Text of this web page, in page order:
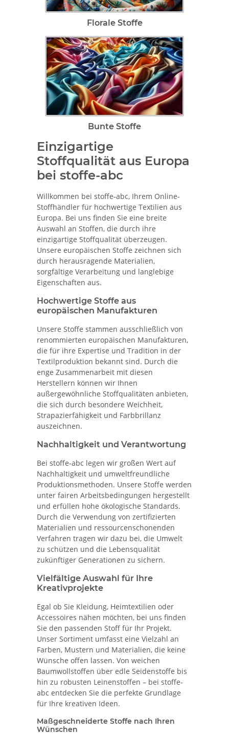
Florale Stoffe
Bunte Stoffe
Einzigartige
Stoffqualität aus Europa
bei stoffe-abc
Willkommen bei stoffe-abc, Ihrem Online-
Stoffhändler für hochwertige Textilien aus
Europa. Bei uns finden Sie eine breite
Auswahl an Stoffen, die durch ihre
einzigartige Stoffqualität überzeugen.
Unsere europäischen Stoffe zeichnen sich
durch herausragende Materialien,
sorgfältige Verarbeitung und langlebige
Eigenschaften aus.
Hochwertige Stoffe aus
europäischen Manufakturen
Unsere Stoffe stammen ausschließlich von
renommierten europäischen Manufakturen,
die für ihre Expertise und Tradition in der
Textilproduktion bekannt sind. Durch die
enge Zusammenarbeit mit diesen
Herstellern können wir Ihnen
außergewöhnliche Stoffqualitäten anbieten,
die sich durch besondere Weichheit,
Strapazierfähigkeit und Farbbrillanz
auszeichnen.
Nachhaltigkeit und Verantwortung
Bei stoffe-abc legen wir großen Wert auf
Nachhaltigkeit und umweltfreundliche
Produktionsmethoden. Unsere Stoffe werden
unter fairen Arbeitsbedingungen hergestellt
und erfüllen hohe ökologische Standards.
Durch die Verwendung von zertifizierten
Materialien und ressourcenschonenden
Verfahren tragen wir dazu bei, die Umwelt
zu schützen und die Lebensqualität
zukünftiger Generationen zu sichern.
Vielfältige Auswahl für Ihre
Kreativprojekte
Egal ob Sie Kleidung, Heimtextilien oder
Accessoires nähen möchten, bei uns finden
Sie den passenden Stoff für Ihr Projekt.
Unser Sortiment umfasst eine Vielzahl an
Farben, Mustern und Materialien, die keine
Wünsche offen lassen. Von weichen
Baumwollstoffen über edle Seidenstoffe bis
hin zu robusten Leinenstoffen – bei stoffe-
abc entdecken Sie die perfekte Grundlage
für Ihre kreativen Ideen.
Maßgeschneiderte Stoffe nach Ihren
Wünschen